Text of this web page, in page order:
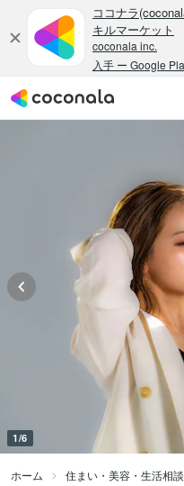
1/6
ホーム 住まい・美容・生活相談